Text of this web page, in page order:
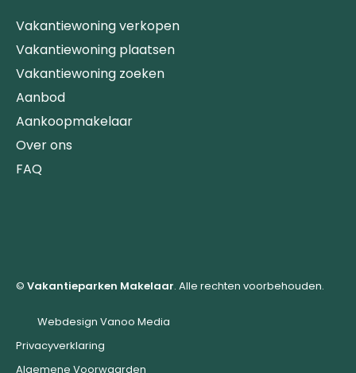
Vakantiewoning verkopen
Vakantiewoning plaatsen
Vakantiewoning zoeken
Aanbod
Aankoopmakelaar
Over ons
FAQ
© Vakantieparken Makelaar. Alle rechten voorbehouden.
Webdesign Vanoo Media
Privacyverklaring
Algemene Voorwaarden